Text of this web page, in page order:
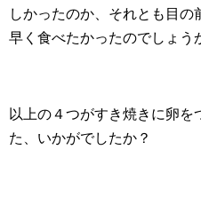
しかったのか、それとも目
早く食べたかったのでしょう
以上の４つがすき焼きに卵を
た、いかがでしたか？